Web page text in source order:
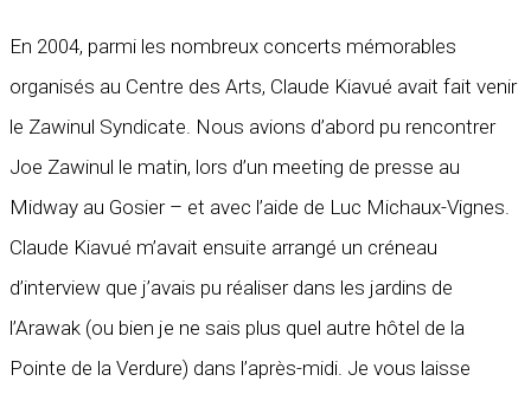
En 2004, parmi les nombreux concerts mémorables
organisés au Centre des Arts, Claude Kiavué avait fait venir
le Zawinul Syndicate. Nous avions d’abord pu rencontrer
Joe Zawinul le matin, lors d’un meeting de presse au
Midway au Gosier – et avec l’aide de Luc Michaux-Vignes.
Claude Kiavué m’avait ensuite arrangé un créneau
d’interview que j’avais pu réaliser dans les jardins de
l’Arawak (ou bien je ne sais plus quel autre hôtel de la
Pointe de la Verdure) dans l’après-midi. Je vous laisse